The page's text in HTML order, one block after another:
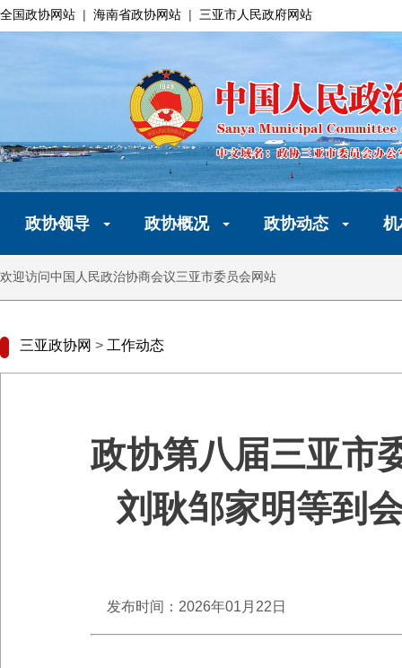
全国政协网站 | 海南省政协网站 | 三亚市人民政府网站
政协领导 政协概况 政协动态
欢迎访问中国人民政治协商会议三亚市委员会网站
三亚政协网 > 工作动态
政协第八届三亚市
刘耿邹家明等到
发布时间：2026年01月22日